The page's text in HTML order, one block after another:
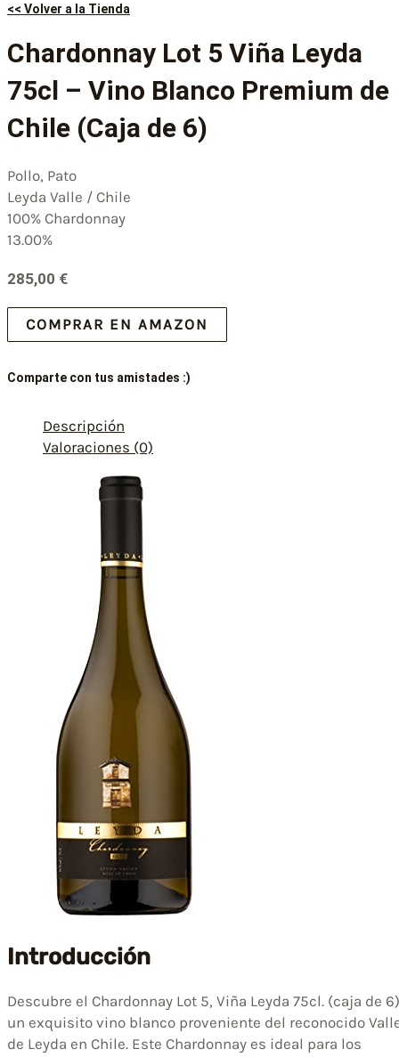
<< Volver a la Tienda
Chardonnay Lot 5 Viña Leyda
75cl – Vino Blanco Premium de
Chile (Caja de 6)
Pollo, Pato
Leyda Valle / Chile
100% Chardonnay
13.00%
285,00 €
COMPRAR EN AMAZON
Comparte con tus amistades :)
Descripción
Valoraciones (0)
Introducción
Descubre el Chardonnay Lot 5, Viña Leyda 75cl. (caja de
un exquisito vino blanco proveniente del reconocido
de Leyda en Chile. Este Chardonnay es ideal para los